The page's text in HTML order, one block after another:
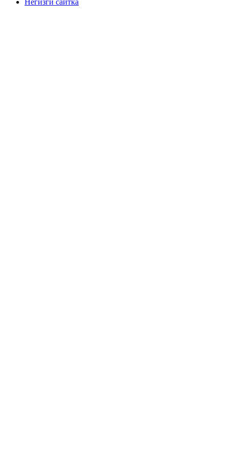
Негизги сайтка